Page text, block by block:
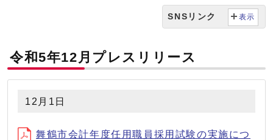
SNSリンク 表示
令和5年12月プレスリリース
12月1日
舞鶴市会計年度任用職員採用試験の実施につ